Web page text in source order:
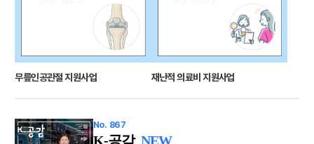
무릎인공관절 지원사업 재난적 의료비 지원사업
No. 867
K-공감 NEW